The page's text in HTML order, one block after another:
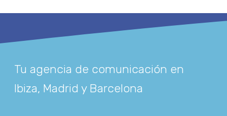
Tu agencia de comunicación en
Ibiza, Madrid y Barcelona